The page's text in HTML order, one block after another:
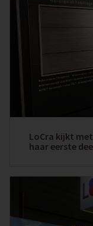
LoCra kijkt
haar eerste